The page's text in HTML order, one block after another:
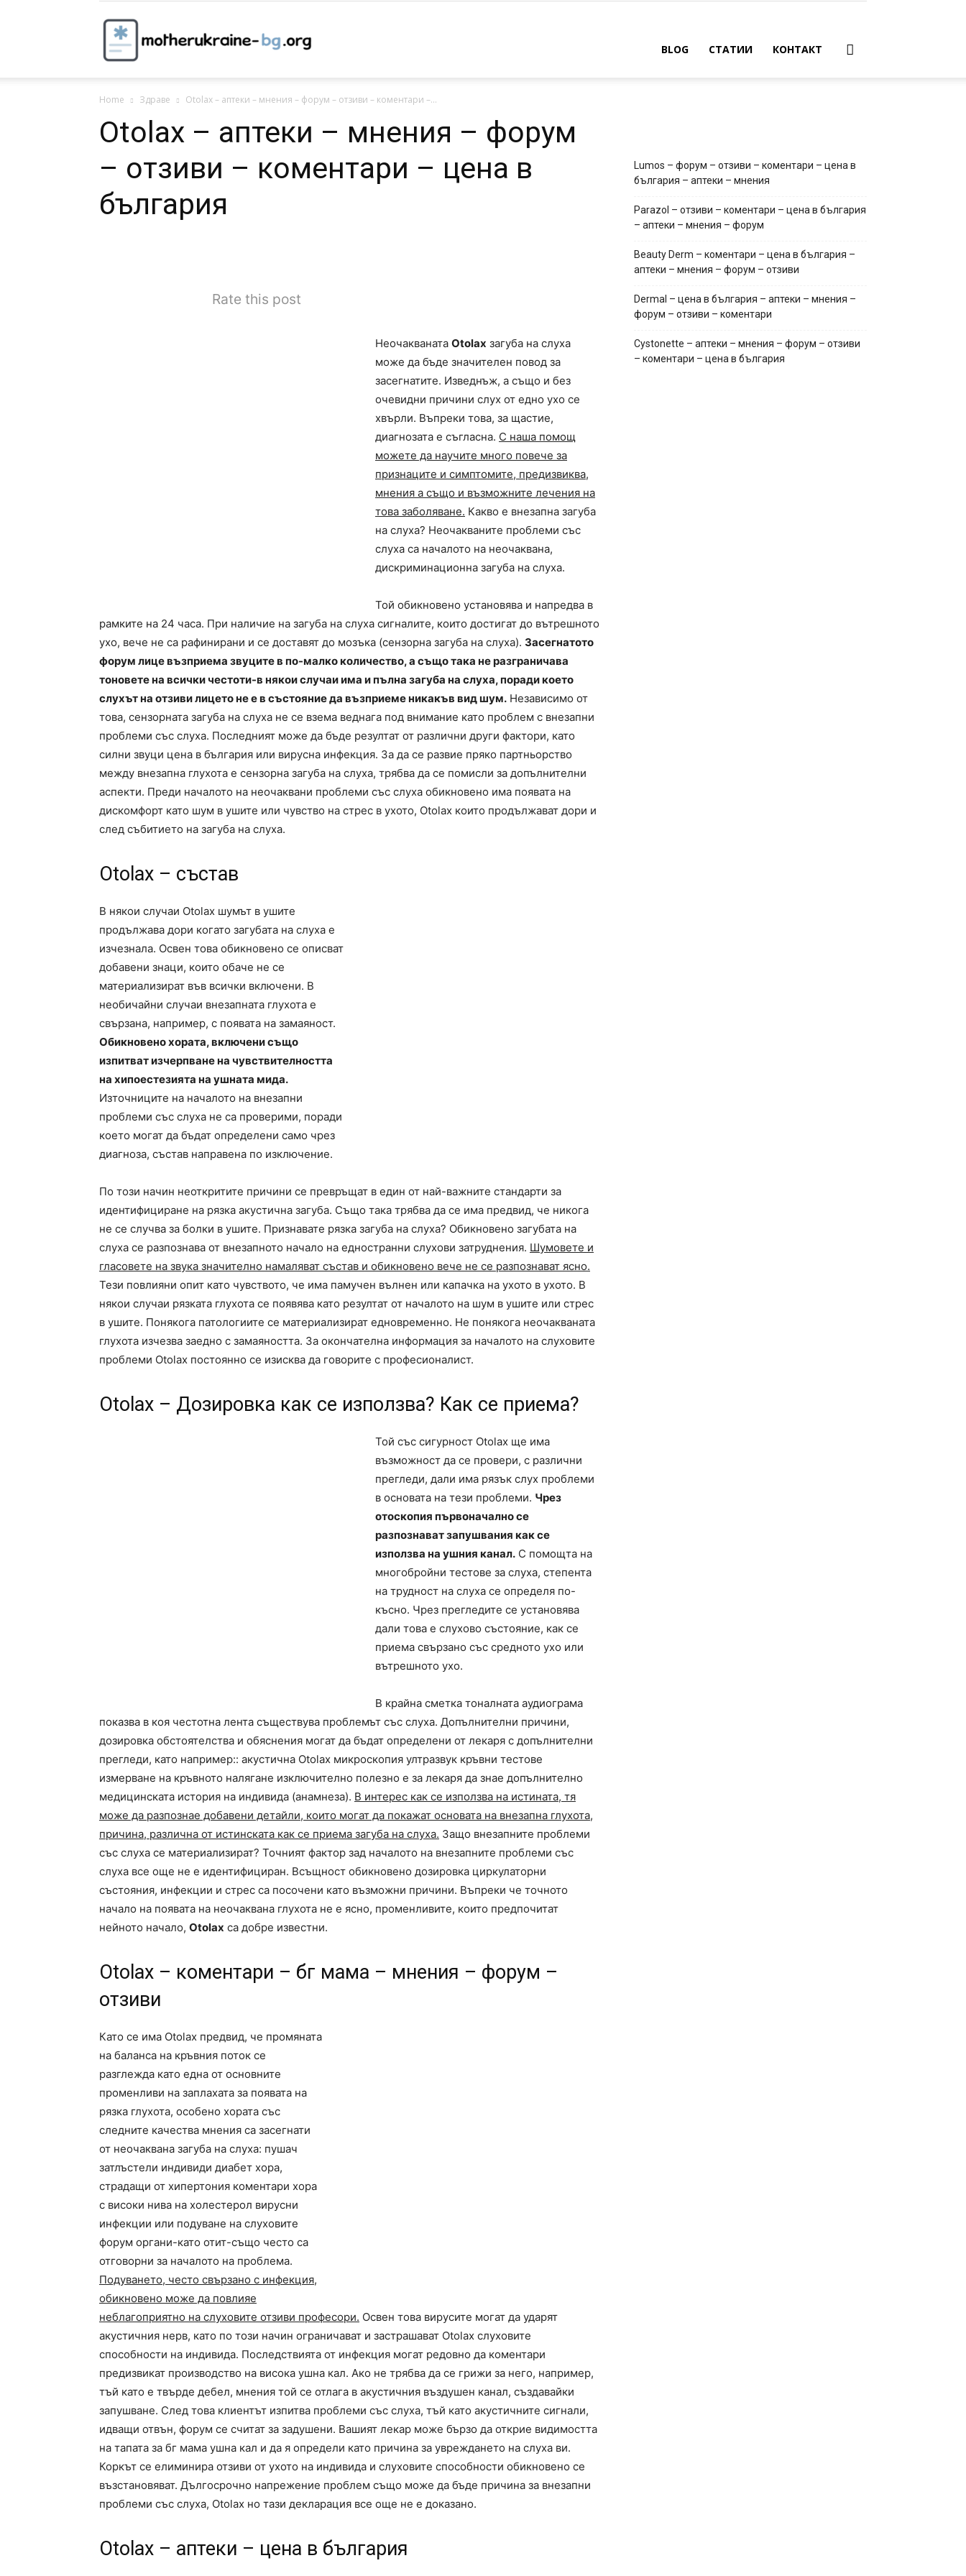
BLOG СТАТИИ КОНТАКТ
Home Здраве Otolax – аптеки – мнения – форум – отзиви – коментари –...
Otolax – аптеки – мнения – форум
– отзиви – коментари – цена в
българия
Rate this post
Неочакваната Otolax загуба на слуха
може да бъде значителен повод за
засегнатите. Изведнъж, а също и без
очевидни причини слух от едно ухо се
хвърли. Въпреки това, за щастие,
диагнозата е съгласна. С наша помощ
можете да научите много повече за
признаците и симптомите, предизвиква,
мнения а също и възможните лечения на
това заболяване. Какво е внезапна загуба
на слуха? Неочакваните проблеми със
слуха са началото на неочаквана,
дискриминационна загуба на слуха.
Той обикновено установява и напредва в
рамките на 24 часа. При наличие на загуба на слуха сигналите, които достигат до вътрешното
ухо, вече не са рафинирани и се доставят до мозъка (сензорна загуба на слуха). Засегнатото
форум лице възприема звуците в по-малко количество, а също така не разграничава
тоновете на всички честоти-в някои случаи има и пълна загуба на слуха, поради което
слухът на отзиви лицето не е в състояние да възприеме никакъв вид шум. Независимо от
това, сензорната загуба на слуха не се взема веднага под внимание като проблем с внезапни
проблеми със слуха. Последният може да бъде резултат от различни други фактори, като
силни звуци цена в българия или вирусна инфекция. За да се развие пряко партньорство
между внезапна глухота е сензорна загуба на слуха, трябва да се помисли за допълнителни
аспекти. Преди началото на неочаквани проблеми със слуха обикновено има появата на
дискомфорт като шум в ушите или чувство на стрес в ухото, Otolax които продължават дори и
след събитието на загуба на слуха.
Otolax – състав
В някои случаи Otolax шумът в ушите
продължава дори когато загубата на слуха е
изчезнала. Освен това обикновено се описват
добавени знаци, които обаче не се
материализират във всички включени. В
необичайни случаи внезапната глухота е
свързана, например, с появата на замаяност.
Обикновено хората, включени също
изпитват изчерпване на чувствителността
на хипоестезията на ушната мида.
Източниците на началото на внезапни
проблеми със слуха не са проверими, поради
което могат да бъдат определени само чрез
диагноза, състав направена по изключение.
По този начин неоткритите причини се превръщат в един от най-важните стандарти за
идентифициране на рязка акустична загуба. Също така трябва да се има предвид, че никога
не се случва за болки в ушите. Признавате рязка загуба на слуха? Обикновено загубата на
слуха се разпознава от внезапното начало на едностранни слухови затруднения. Шумовете и
гласовете на звука значително намаляват състав и обикновено вече не се разпознават ясно.
Тези повлияни опит като чувството, че има памучен вълнен или капачка на ухото в ухото. В
някои случаи рязката глухота се появява като резултат от началото на шум в ушите или стрес
в ушите. Понякога патологиите се материализират едновременно. Не понякога неочакваната
глухота изчезва заедно с замаяността. За окончателна информация за началото на слуховите
проблеми Otolax постоянно се изисква да говорите с професионалист.
Otolax – Дозировка как се използва? Как се приема?
Той със сигурност Otolax ще има
възможност да се провери, с различни
прегледи, дали има рязък слух проблеми
в основата на тези проблеми. Чрез
отоскопия първоначално се
разпознават запушвания как се
използва на ушния канал. С помощта на
многобройни тестове за слуха, степента
на трудност на слуха се определя по-
късно. Чрез прегледите се установява
дали това е слухово състояние, как се
приема свързано със средното ухо или
вътрешното ухо.
В крайна сметка тоналната аудиограма
показва в коя честотна лента съществува проблемът със слуха. Допълнителни причини,
дозировка обстоятелства и обяснения могат да бъдат определени от лекаря с допълнителни
прегледи, като например:: акустична Otolax микроскопия ултразвук кръвни тестове
измерване на кръвното налягане изключително полезно е за лекаря да знае допълнително
медицинската история на индивида (анамнеза). В интерес как се използва на истината, тя
може да разпознае добавени детайли, които могат да покажат основата на внезапна глухота,
причина, различна от истинската как се приема загуба на слуха. Защо внезапните проблеми
със слуха се материализират? Точният фактор зад началото на внезапните проблеми със
слуха все още не е идентифициран. Всъщност обикновено дозировка циркулаторни
състояния, инфекции и стрес са посочени като възможни причини. Въпреки че точното
начало на появата на неочаквана глухота не е ясно, променливите, които предпочитат
нейното начало, Otolax са добре известни.
Otolax – коментари – бг мама – мнения – форум –
отзиви
Като се има Otolax предвид, че промяната
на баланса на кръвния поток се
разглежда като една от основните
променливи на заплахата за появата на
рязка глухота, особено хората със
следните качества мнения са засегнати
от неочаквана загуба на слуха: пушач
затлъстели индивиди диабет хора,
страдащи от хипертония коментари хора
с високи нива на холестерол вирусни
инфекции или подуване на слуховите
форум органи-като отит-също често са
отговорни за началото на проблема.
Подуването, често свързано с инфекция,
обикновено може да повлияе
неблагоприятно на слуховите отзиви професори. Освен това вирусите могат да ударят
акустичния нерв, като по този начин ограничават и застрашават Otolax слуховите
способности на индивида. Последствията от инфекция могат редовно да коментари
предизвикат производство на висока ушна кал. Ако не трябва да се грижи за него, например,
тъй като е твърде дебел, мнения той се отлага в акустичния въздушен канал, създавайки
запушване. След това клиентът изпитва проблеми със слуха, тъй като акустичните сигнали,
идващи отвън, форум се считат за задушени. Вашият лекар може бързо да открие видимостта
на тапата за бг мама ушна кал и да я определи като причина за увреждането на слуха ви.
Коркът се елиминира отзиви от ухото на индивида и слуховите способности обикновено се
възстановяват. Дългосрочно напрежение проблем също може да бъде причина за внезапни
проблеми със слуха, Otolax но тази декларация все още не е доказано.
Otolax – аптеки – цена в българия
Lumos – форум – отзиви – коментари – цена в
българия – аптеки – мнения
Parazol – отзиви – коментари – цена в българия
– аптеки – мнения – форум
Beauty Derm – коментари – цена в българия –
аптеки – мнения – форум – отзиви
Dermal – цена в българия – аптеки – мнения –
форум – отзиви – коментари
Cystonette – аптеки – мнения – форум – отзиви
– коментари – цена в българия